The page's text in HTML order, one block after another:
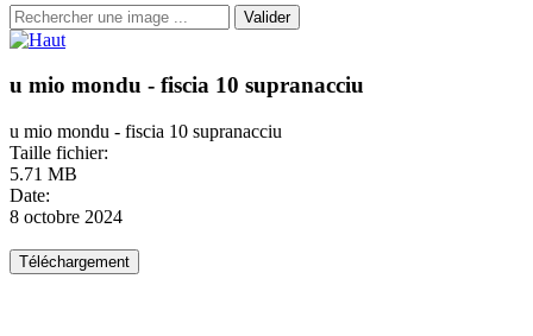
Valider
u mio mondu - fiscia 10 supranacciu
u mio mondu - fiscia 10 supranacciu
Taille fichier:
5.71 MB
Date:
8 octobre 2024